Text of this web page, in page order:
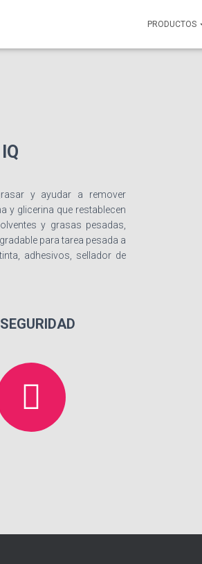
PRODUCTOS
y ayudar a remover
y glicerina que restablecen
y grasas pesadas,
para tarea pesada a
adhesivos, sellador de